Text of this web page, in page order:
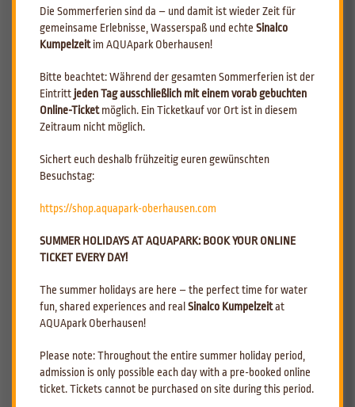
Die Sommerferien sind da – und damit ist wieder Zeit für
gemeinsame Erlebnisse, Wasserspaß und echte Sinalco
Kumpelzeitim AQUApark Oberhausen!
Bitte beachtet: Während der gesamten Sommerferien ist der
Eintrittjeden Tag ausschließlich mit einem vorab gebuchten
Online-Ticketmöglich. Ein Ticketkauf vor Ort ist in diesem
Zeitraum nicht möglich.
Sichert euch deshalb frühzeitig euren gewünschten
Besuchstag:
https://shop.aquapark-oberhausen.com
SUMMER HOLIDAYS AT AQUAPARK: BOOK YOUR ONLINE
TICKET EVERY DAY!
The summer holidays are here – the perfect time for water
fun, shared experiences and real Sinalco Kumpelzeitat
AQUApark Oberhausen!
Please note: Throughout the entire summer holiday period,
admission is only possible each day with a pre-booked online
ticket. Tickets cannot be purchased on site during this period.
Im AQUApark wird der Geburtstag zu
einem außergewöhnlichen Erlebnis!
aufregendsten Tage. Kinder starten den Countdown, sind bereits
Wochen im Voraus euphorisch und träumen von ihrem ganz
persönlichen Tag. Es erfüllt sie mit großem Glück und Stolz, ein
weiteres Jahr älter zu werden.
Kindergeburtstag sowohl beim Geburtstagskind als auch bei seinen
Freunden eine langanhaltende, positive Erinnerung hinterlässt. Jeder
Erinnerungen wecken. Dieses Ziel verfolgen auch wir:
Unser Bestreben ist es, dem Geburtstagskind und seinen Gästen
einen unvergesslichen Tag zu schenken, der zugleich für die Eltern so
entspannt wie möglich gestaltet ist.
I. Eckdaten